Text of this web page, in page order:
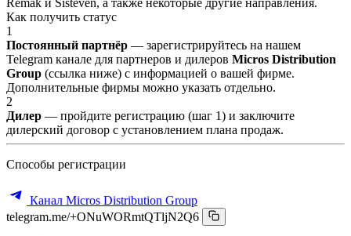
Как получить статус
1
Постоянный партнёр — зарегистрируйтесь на нашем
Telegram канале для партнеров и дилеров Micros Distribution
Group (ссылка ниже) с информацией о вашей фирме.
Дополнительные фирмы можно указать отдельно.
2
Дилер — пройдите регистрацию (шаг 1) и заключите
дилерский договор с установлением плана продаж.
Способы регистрации
Канал Micros Distribution Group
telegram.me/+ONuWORmtQTljN2Q6